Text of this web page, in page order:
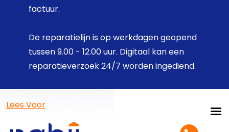
factuur.
De reparatielijn is op werkdagen geopend
tussen 9.00 - 12.00 uur. Digitaal kan een
reparatieverzoek 24/7 worden ingediend.
Lees Voor